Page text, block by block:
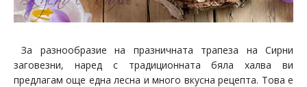
За разнообразие на празничната трапеза на Сирни
заговезни, наред с традиционната бяла халва ви
предлагам още една лесна и много вкусна рецепта. Това е